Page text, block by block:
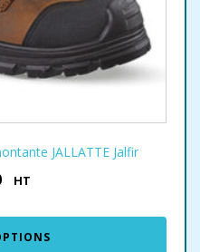
JALLATTE Jalfir
€ HT